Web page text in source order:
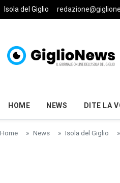
content
Isola del Giglio
HOME NEWS DITE LA
Home News Isola del Giglio